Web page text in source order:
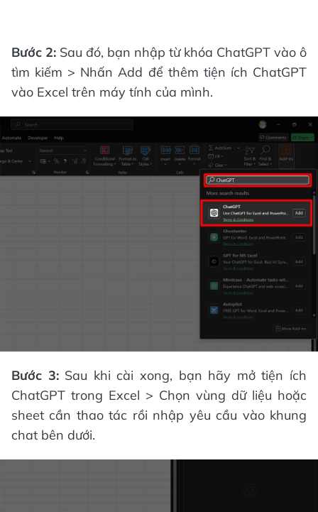
Bước 2: Sau đó, bạn nhập từ khóa ChatGPT vào ô
tìm kiếm > Nhấn Add để thêm tiện ích ChatGPT
vào Excel trên máy tính của mình.
Bước 3:Sau khi cài xong, bạn hãy mở tiện ích
ChatGPT trong Excel > Chọn vùng dữ liệu hoặc
sheet cần thao tác rồi nhập yêu cầu vào khung
chat bên dưới.